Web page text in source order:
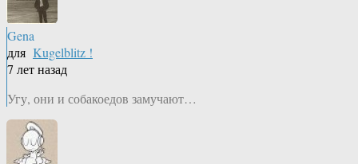
Gena
для Kugelblitz !
7 лет назад
Угу, они и собакоедов замучают…